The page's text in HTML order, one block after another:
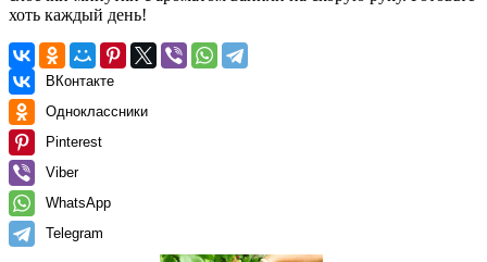
хоть каждый день!
ВКонтакте
Одноклассники
Pinterest
Viber
WhatsApp
Telegram